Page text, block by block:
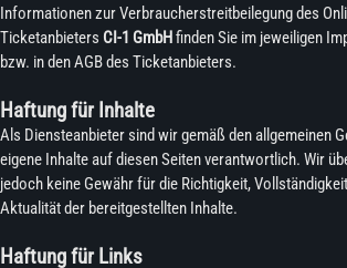
Informationen zur Verbraucherstreitbeilegung des
Ticketanbieters CI-1 GmbHfinden Sie im jeweiligen
bzw. in den AGB des Ticketanbieters.
Haftung für Inhalte
Als Diensteanbieter sind wir gemäß den allgemeinen
eigene Inhalte auf diesen Seiten verantwortlich. Wir
jedoch keine Gewähr für die Richtigkeit,
Aktualität der bereitgestellten Inhalte.
Haftung für Links